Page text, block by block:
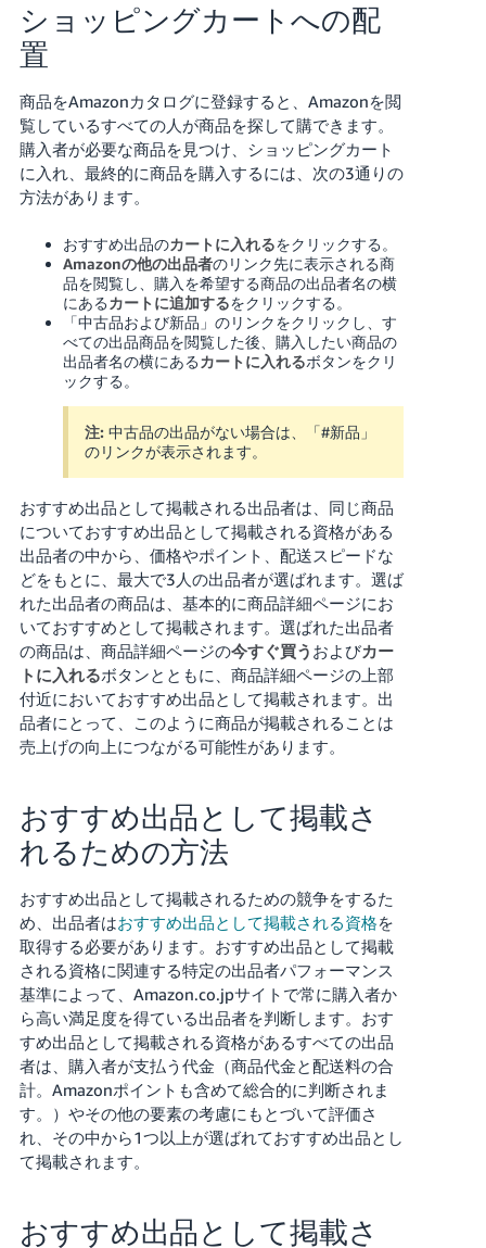
ショッピングカートへの配
置
商品をAmazonカタログに登録すると、Amazonを閲
覧しているすべての人が商品を探して購できます。
購入者が必要な商品を見つけ、ショッピングカート
に入れ、最終的に商品を購入するには、次の3通りの
方法があります。
おすすめ出品のカートに入れるをクリックする。
Amazonの他の出品者のリンク先に表示される商
品を閲覧し、購入を希望する商品の出品者名の横
にあるカートに追加するをクリックする。
「中古品および新品」のリンクをクリックし、す
べての出品商品を閲覧した後、購入したい商品の
出品者名の横にあるカートに入れるボタンをクリ
ックする。
注: 中古品の出品がない場合は、「#新品」
のリンクが表示されます。
おすすめ出品として掲載される出品者は、同じ商品
についておすすめ出品として掲載される資格がある
出品者の中から、価格やポイント、配送スピードな
どをもとに、最大で3人の出品者が選ばれます。選ば
れた出品者の商品は、基本的に商品詳細ページにお
いておすすめとして掲載されます。選ばれた出品者
の商品は、商品詳細ページの今すぐ買う およびカー
トに入れるボタンとともに、商品詳細ページの上部
付近においておすすめ出品として掲載されます。出
品者にとって、このように商品が掲載されることは
売上げの向上につながる可能性があります。
おすすめ出品として掲載さ
れるための方法
おすすめ出品として掲載されるための競争をするた
め、出品者はおすすめ出品として掲載される資格を
取得する必要があります。おすすめ出品として掲載
される資格に関連する特定の出品者パフォーマンス
基準によって、Amazon.co.jpサイトで常に購入者か
ら高い満足度を得ている出品者を判断します。おす
すめ出品として掲載される資格があるすべての出品
者は、購入者が支払う代金（商品代金と配送料の合
計。Amazonポイントも含めて総合的に判断されま
す。）やその他の要素の考慮にもとづいて評価さ
れ、その中から1つ以上が選ばれておすすめ出品とし
て掲載されます。
おすすめ出品として掲載さ